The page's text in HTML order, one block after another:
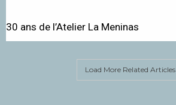
30 ans de l’Atelier La Meninas
Load More Related Articles